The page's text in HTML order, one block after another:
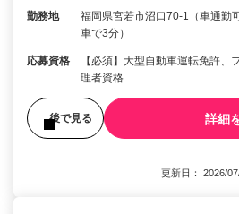
勤務地
福岡県宮若市沼口70-1（車通勤
車で3分）
応募資格
【必須】大型自動車運転免許、
理者資格
後で見る 詳細
更新日： 2026/